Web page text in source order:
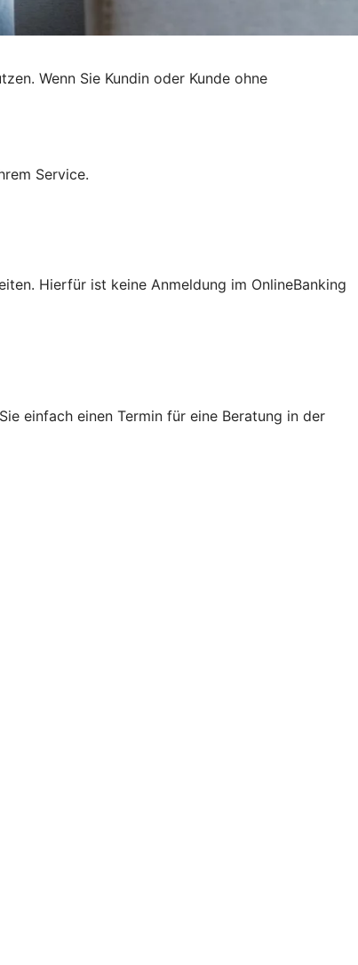
Wenn Sie Kundin oder Kunde ohne
Service.
Hierfür ist keine Anmeldung im OnlineBanking
einfach einen Termin für eine Beratung in der